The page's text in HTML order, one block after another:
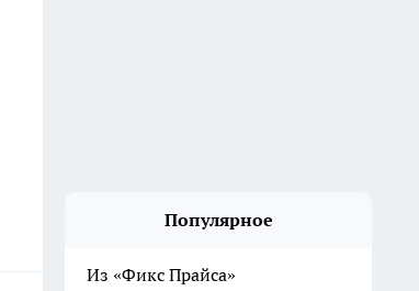
Популярное
Из «Фикс Прайса»